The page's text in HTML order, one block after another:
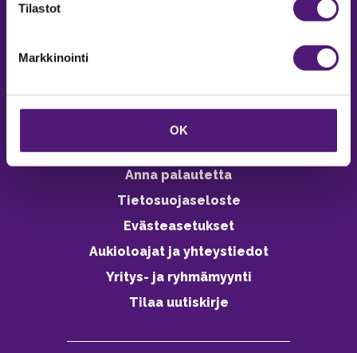
Tilastot
Markkinointi
OK
Vastuullisuus
Ympäristöohjelma
Avoimet työpaikat
Anna palautetta
Tietosuojaseloste
Evästeasetukset
Aukioloajat ja yhteystiedot
Yritys- ja ryhmämyynti
Tilaa uutiskirje